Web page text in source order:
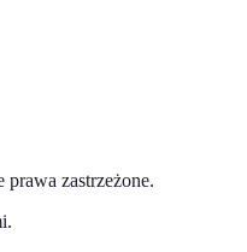
prawa zastrzeżone.